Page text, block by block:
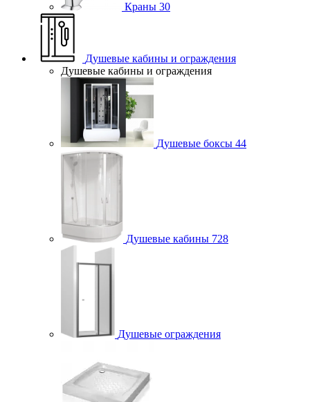
Краны 30
Душевые кабины и ограждения
Душевые кабины и ограждения
Душевые боксы 44
Душевые кабины 728
Душевые ограждения